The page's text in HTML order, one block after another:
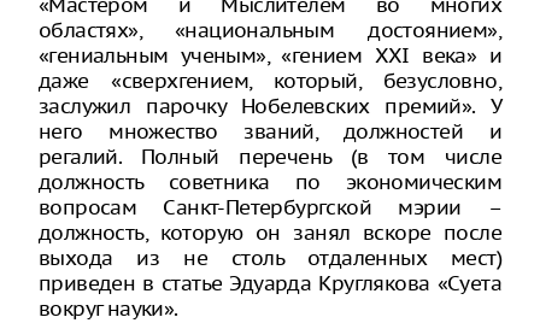
областях», «национальным достоянием»,
«гениальным ученым», «гением ХХI века» и
даже «сверхгением, который, безусловно,
заслужил парочку Нобелевских премий». У
него множество званий, должностей и
регалий. Полный перечень (в том числе
должность советника по экономическим
вопросам Санкт-Петербургской мэрии –
должность, которую он занял вскоре после
выхода из не столь отдаленных мест)
приведен в статье Эдуарда Круглякова «Суета
вокруг науки».